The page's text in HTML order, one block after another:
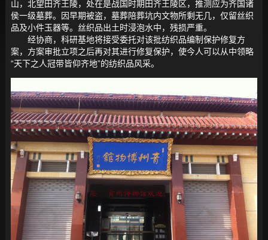
山，北望田齐王陵，处在是战国时期田齐王陵区，推测应为齐国诸
侯一级墓葬。因早期被盗，墓葬陪葬坑内文物所剩无几，仅留丝织
品及小件玉器等。丝织品出土时浸泡水中，残损严重。
经协商，科研基地将接受委托对该批纺织品编制保护修复方
案，方案审批立项之后再对其进行修复保护，使今人可以从中领略
“天下之人冠带皆仰齐地”的纺织品风采。